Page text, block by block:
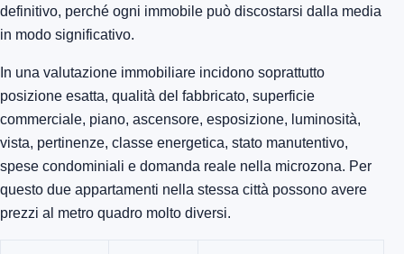
definitivo, perché ogni immobile può discostarsi dalla media
in modo significativo.
In una valutazione immobiliare incidono soprattutto
posizione esatta, qualità del fabbricato, superficie
commerciale, piano, ascensore, esposizione, luminosità,
vista, pertinenze, classe energetica, stato manutentivo,
spese condominiali e domanda reale nella microzona. Per
questo due appartamenti nella stessa città possono avere
prezzi al metro quadro molto diversi.